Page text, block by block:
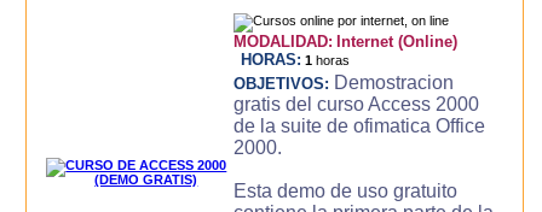
MODALIDAD: Internet (Online)
HORAS: 1 horas
OBJETIVOS: Demostracion
gratis del curso Access 2000
de la suite de ofimatica Office
2000.
Esta demo de uso gratuito